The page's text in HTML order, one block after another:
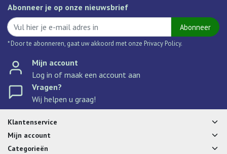
Abonneer je op onze nieuwsbrief
Abonneer
* Door te abonneren, gaat uw akkoord met onze Privacy Policy.
Mijn account
Log in of maak een account aan
Vragen?
Wij helpen u graag!
Klantenservice
Mijn account
Categorieën